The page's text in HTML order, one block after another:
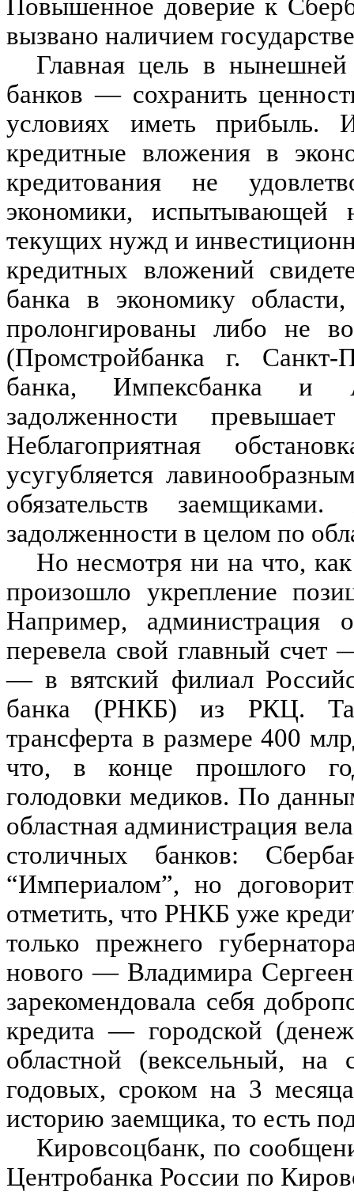
Повышенное доверие к
вызвано наличием
Главная цель в нынешней
банков — сохранить
условиях иметь прибыль.
кредитные вложения в
кредитования не
экономики, испытывающей
текущих нужд и
кредитных вложений
банка в экономику
пролонгированы либо не
(Промстройбанка г. Санкт-
банка, Импексбанка и
задолженности
Неблагоприятная
усугубляется
обязательств
задолженности в целом по
Но несмотря ни на что,
произошло укрепление
Например, администрация
перевела свой главный счет
— в вятский филиал
банка (РНКБ) из РКЦ.
трансферта в размере 400
что, в конце прошлого
голодовки медиков. По
областная администрация
столичных банков:
“Империалом”, но
отметить, что РНКБ уже
только прежнего
нового — Владимира
зарекомендовала себя
кредита — городской
областной (вексельный,
годовых, сроком на 3
историю заемщика, то есть
Кировсоцбанк, по
Центробанка России по